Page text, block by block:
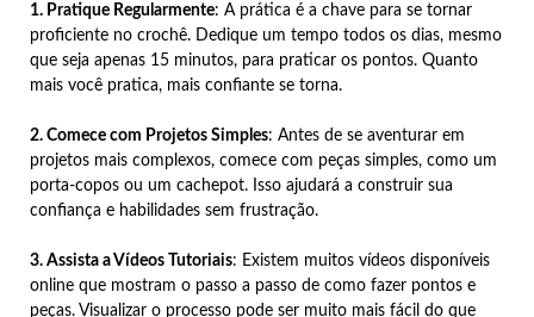
1. Pratique Regularmente: A prática é a chave para se tornar
proficiente no crochê. Dedique um tempo todos os dias, mesmo
que seja apenas 15 minutos, para praticar os pontos. Quanto
mais você pratica, mais confiante se torna.
2. Comece com Projetos Simples: Antes de se aventurar em
projetos mais complexos, comece com peças simples, como um
porta-copos ou um cachepot. Isso ajudará a construir sua
confiança e habilidades sem frustração.
3. Assista a Vídeos Tutoriais: Existem muitos vídeos disponíveis
online que mostram o passo a passo de como fazer pontos e
peças. Visualizar o processo pode ser muito mais fácil do que